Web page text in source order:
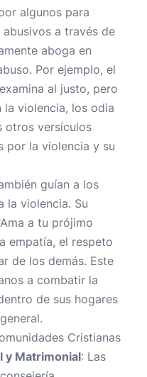
algunos para
a través de
aboga en
Por ejemplo, el
al justo, pero
la violencia, los odia
otros versículos
por la violencia y su
guían a los
la violencia. Su
a tu prójimo
empatía, el respeto
de los demás. Este
a combatir la
de sus hogares
Cristianas
y Matrimonial: Las